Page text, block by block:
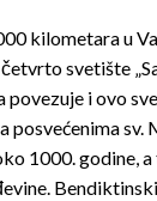
kilometara u
svetište
povezuje i ovo
posvećenima sv.
1000. godine,